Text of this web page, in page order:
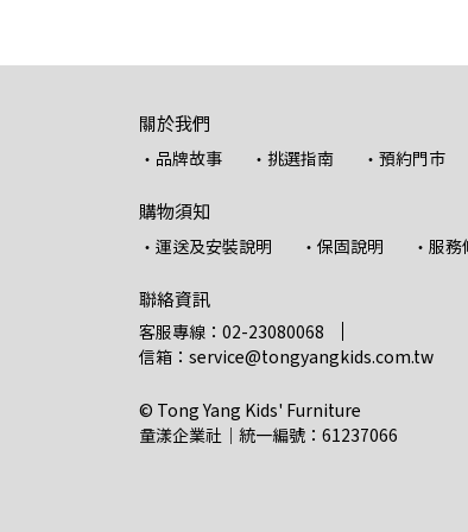
關於我們
・品牌故事 ・挑選指南 ・預約門市
購物須知
・運送及安裝說明 ・保固說明 ・服
聯絡資訊
客服專線：02-23080068
信箱：service@tongyangkids.com.tw
© Tong Yang Kids' Furniture
童漾企業社｜統一編號：61237066